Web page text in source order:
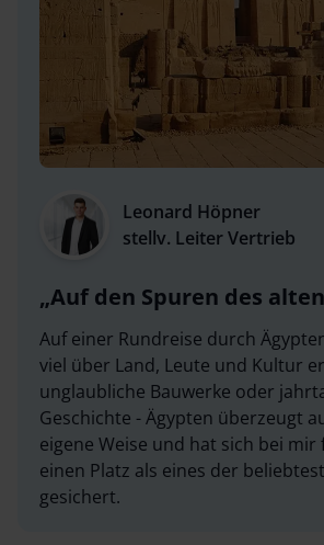
Leonard Höpner
stellv. Leiter Vertrieb
Auf den Spuren des
Auf einer Rundreise durch
viel über Land, Leute und Kultur
unglaubliche Bauwerke oder
Geschichte - Ägypten überzeugt
eigene Weise und hat sich bei
einen Platz als eines der
gesichert.